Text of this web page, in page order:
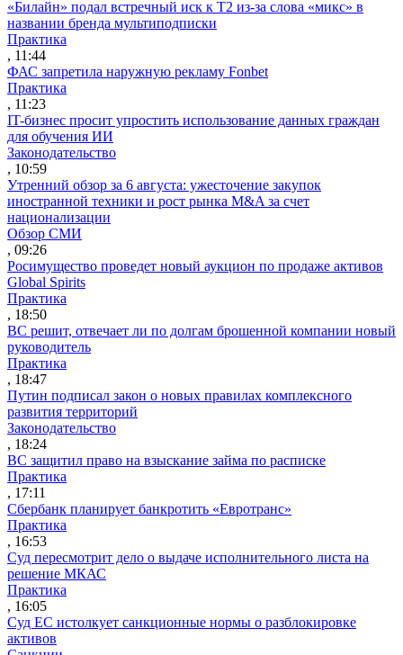
«Билайн» подал встречный иск к Т2 из-за слова «микс» в
названии бренда мультиподписки
Практика
, 11:44
ФАС запретила наружную рекламу Fonbet
Практика
, 11:23
IT-бизнес просит упростить использование данных граждан
для обучения ИИ
Законодательство
, 10:59
Утренний обзор за 6 августа: ужесточение закупок
иностранной техники и рост рынка M&A за счет
национализации
Обзор СМИ
, 09:26
Росимущество проведет новый аукцион по продаже активов
Global Spirits
Практика
, 18:50
ВС решит, отвечает ли по долгам брошенной компании новый
руководитель
Практика
, 18:47
Путин подписал закон о новых правилах комплексного
развития территорий
Законодательство
, 18:24
ВС защитил право на взыскание займа по расписке
Практика
, 17:11
Сбербанк планирует банкротить «Евротранс»
Практика
, 16:53
Суд пересмотрит дело о выдаче исполнительного листа на
решение МКАС
Практика
, 16:05
Суд ЕС истолкует санкционные нормы о разблокировке
активов